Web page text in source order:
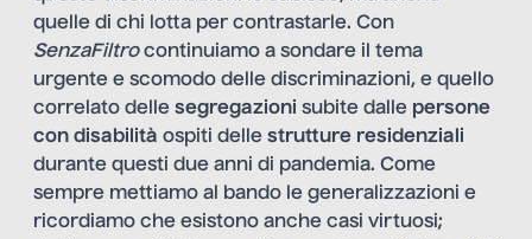
quelle di chi lotta per contrastarle. Con
SenzaFiltrocontinuiamo a sondare il tema
urgente e scomodo delle discriminazioni, e quello
correlato delle segregazioni subite dalle persone
con disabilità ospiti delle strutture residenziali
durante questi due anni di pandemia. Come
sempre mettiamo al bando le generalizzazioni e
ricordiamo che esistono anche casi virtuosi;